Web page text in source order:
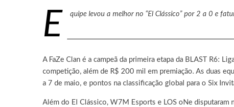
E
quipe levou a melhor no “El Clássico” por 2 a 0 e
A FaZe Clan é a campeã da primeira etapa da BLAST R6:
competição, além de R$ 200 mil em premiação. As duas
a 7 de maio, e pontos na classificação global para o Six
Além do El Clássico, W7M Esports e LOS oNe disputaram